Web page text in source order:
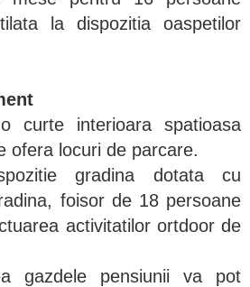
la dispozitia oaspetilor
curte interioara spatioasa
ofera locuri de parcare.
gradina dotata cu
foisor de 18 persoane
activitatilor ortdoor de
gazdele pensiunii va pot